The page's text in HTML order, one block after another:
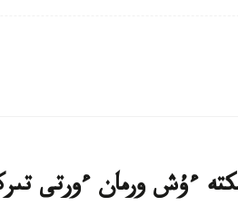
ءۇش ورمان ءورتى